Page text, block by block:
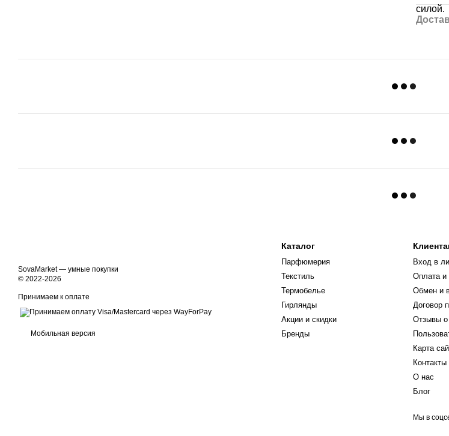
силой.
SovaMarket — умные покупки
© 2022-2026
Принимаем к оплате
Мобильная версия
Каталог
Парфюмерия
Текстиль
Термобелье
Гирлянды
Акции и скидки
Бренды
Вход в
Оплата и
Обмен и
Договор
Отзывы о
Карта
Контакты
О нас
Блог
Мы в